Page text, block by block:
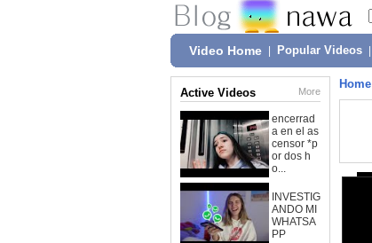
Video Home Popular Videos
Active Videos More
encerrad
a en el as
censor *p
or dos h
o...
INVESTIG
ANDO MI
WHATSA
PP
Home